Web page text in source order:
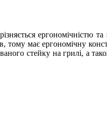
ергономічністю
тому має ергономічну
стейку на грилі, а